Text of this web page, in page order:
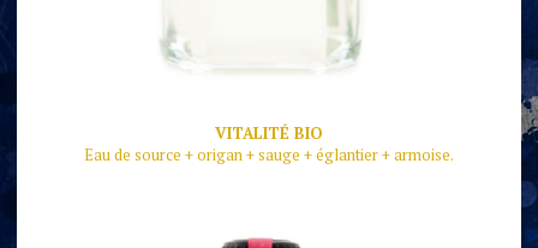
VITALITÉ BIO
Eau de source + origan + sauge + églantier + armoise.